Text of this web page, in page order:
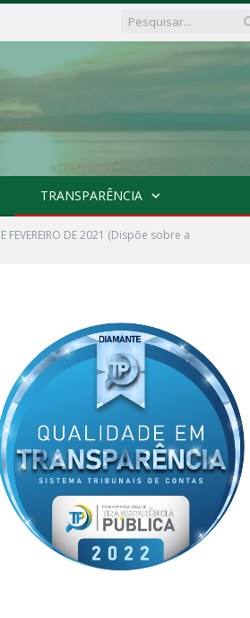
TRANSPARÊNCIA
FEVEREIRO DE 2021 (Dispõe sobre a